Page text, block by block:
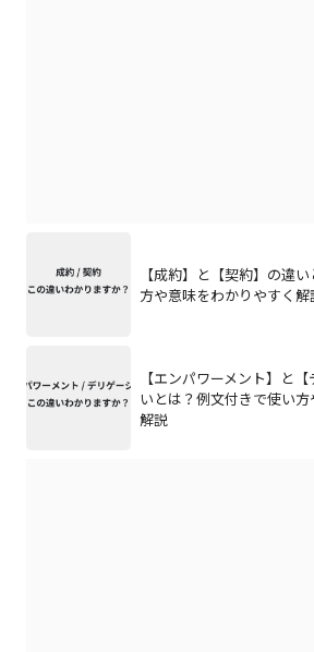
【成約】と【契約】の違
方や意味をわかりやすく解
【エンパワーメント】と
いとは？例文付きで使い
解説